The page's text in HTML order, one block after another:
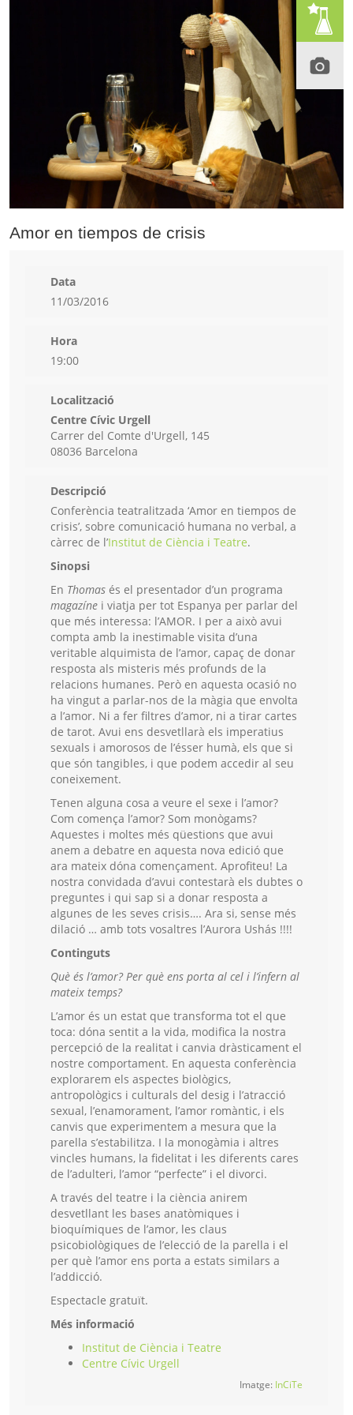
Amor en tiempos de crisis
Data
11/03/2016
Hora
19:00
Localització
Centre Cívic Urgell
Carrer del Comte d'Urgell, 145
08036 Barcelona
Descripció
Conferència teatralitzada ‘Amor en tiempos de
crisis’, sobre comunicació humana no verbal, a
càrrec de l’Institut de Ciència i Teatre.
Sinopsi
En Thomas és el presentador d’un programa
magazíne i viatja per tot Espanya per parlar del
que més interessa: l’AMOR. I per a això avui
compta amb la inestimable visita d’una
veritable alquimista de l’amor, capaç de donar
resposta als misteris més profunds de la
relacions humanes. Però en aquesta ocasió no
ha vingut a parlar-nos de la màgia que envolta
a l’amor. Ni a fer filtres d’amor, ni a tirar cartes
de tarot. Avui ens desvetllarà els imperatius
sexuals i amorosos de l’ésser humà, els que si
que són tangibles, i que podem accedir al seu
coneixement.
Tenen alguna cosa a veure el sexe i l’amor?
Com comença l’amor? Som monògams?
Aquestes i moltes més qüestions que avui
anem a debatre en aquesta nova edició que
ara mateix dóna començament. Aprofiteu! La
nostra convidada d’avui contestarà els dubtes o
preguntes i qui sap si a donar resposta a
algunes de les seves crisis…. Ara si, sense més
dilació … amb tots vosaltres l’Aurora Ushás !!!!
Continguts
Què és l’amor? Per què ens porta al cel i l’infern al
mateix temps?
L’amor és un estat que transforma tot el que
toca: dóna sentit a la vida, modifica la nostra
percepció de la realitat i canvia dràsticament el
nostre comportament. En aquesta conferència
explorarem els aspectes biològics,
antropològics i culturals del desig i l’atracció
sexual, l’enamorament, l’amor romàntic, i els
canvis que experimentem a mesura que la
parella s’estabilitza. I la monogàmia i altres
vincles humans, la fidelitat i les diferents cares
de l’adulteri, l’amor “perfecte” i el divorci.
A través del teatre i la ciència anirem
desvetllant les bases anatòmiques i
bioquímiques de l’amor, les claus
psicobiològiques de l’elecció de la parella i el
per què l’amor ens porta a estats similars a
l’addicció.
Espectacle gratuït.
Més informació
Institut de Ciència i Teatre
Centre Cívic Urgell
Imatge: InCiTe